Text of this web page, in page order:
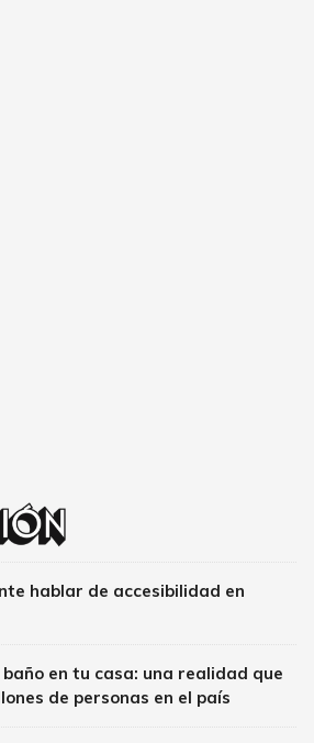
hablar de accesibilidad en
baño en tu casa: una realidad que
de personas en el país